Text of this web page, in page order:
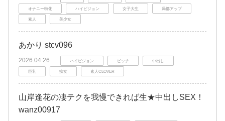
オナニー特化 ハイビジョン 女子大生 局部アップ
素人 美少女
あかり stcv096
2026.04.26 ハイビジョン ビッチ 中出し
巨乳 痴女 素人CLOVER
山岸逢花の凄テクを我慢できれば生★中出しSEX！
wanz00917